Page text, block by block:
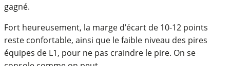
gagné.
Fort heureusement, la marge d’écart de 10-12 points
reste confortable, ainsi que le faible niveau des pires
équipes de L1, pour ne pas craindre le pire. On se